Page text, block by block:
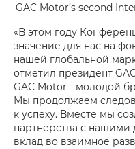
GAC Motor’s second
«В этом году
значение для нас на
нашей глобальной
отметил президент
GAC Motor - молодой
Мы продолжаем
к успеху. Вместе мы
партнерства с
вклад во взаимное